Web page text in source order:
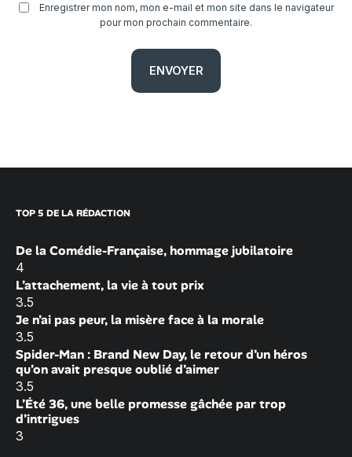
Enregistrer mon nom, mon e-mail et mon site dans le navigateur
pour mon prochain commentaire.
TOP 5 DE LA RÉDACTION
De la Comédie-Française, hommage jubilatoire
4
L’attachement, la vie à tout prix
3.5
Je n’ai pas peur, la misère face à la morale
3.5
Spider-Man : Brand New Day, le retour d’un héros
qu’on avait presque oublié d’aimer
3.5
L’Été 36, une belle promesse gâchée par trop
d’intrigues
3